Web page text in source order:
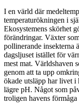
I en värld där
temperaturökningen i
Ekosystemens skörhet
förändringar. Växter
pollinerande insekterna
dagsljuset istället för
mest mat. Världshaven
genom att ta upp
ökade utsläpp har livet i
lägre pH. Något som
troligen havens